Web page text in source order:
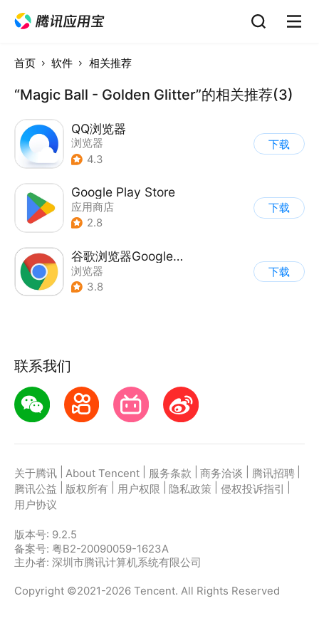
首页 软件 相关推荐
“Magic Ball - Golden Glitter”的相关推荐(3)
QQ浏览器
浏览器
4.3
下载
Google Play Store
应用商店
2.8
下载
谷歌浏览器Google Chrome
浏览器
3.8
下载
联系我们
关于腾讯 About Tencent 服务条款 商务洽谈 腾讯招聘
腾讯公益
版权所有 用户权限 隐私政策 侵权投诉指引
用户协议
版本号: 9.2.5
备案号: 粤B2-20090059-1623A
主办者: 深圳市腾讯计算机系统有限公司
Copyright ©2021-2026 Tencent. All Rights Reserved